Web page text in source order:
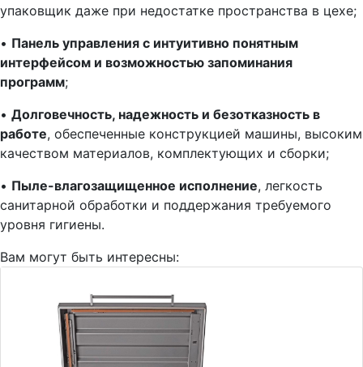
упаковщик даже при недостатке пространства в цехе;
• Панель управления с интуитивно понятным
интерфейсом и возможностью запоминания
программ;
• Долговечность, надежность и безотказность в
работе, обеспеченные конструкцией машины, высоким
качеством материалов, комплектующих и сборки;
• Пыле-влагозащищенное исполнение, легкость
санитарной обработки и поддержания требуемого
уровня гигиены.
Вам могут быть интересны: